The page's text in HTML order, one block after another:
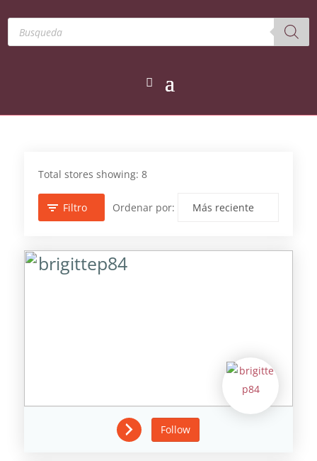
Búsqueda
productos
Total stores showing: 8
Filtro Ordenar por:
brigittep84
Follow